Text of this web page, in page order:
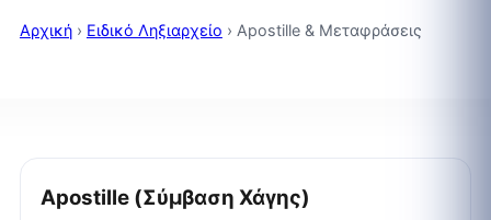
Αρχική› Ειδικό Ληξιαρχείο › Apostille & Μεταφράσεις
Apostille (Σύμβαση Χάγης)